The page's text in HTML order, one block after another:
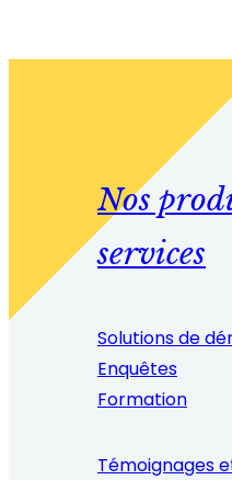
Nos
services
Solutions de
Enquêtes
Formation
Témoignages